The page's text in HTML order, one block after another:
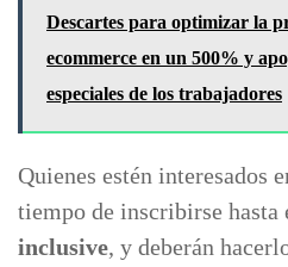
Descartes para optimizar la
ecommerce en un 500% y
especiales de los trabajadores
Quienes estén interesados
tiempo de inscribirse hasta
inclusive, y deberán